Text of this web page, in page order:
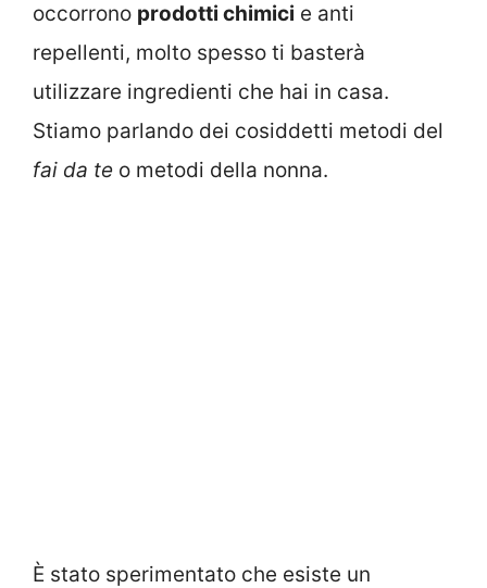
occorrono prodotti chimici e anti
repellenti, molto spesso ti basterà
utilizzare ingredienti che hai in casa.
Stiamo parlando dei cosiddetti metodi del
fai da te o metodi della nonna.
È stato sperimentato che esiste un